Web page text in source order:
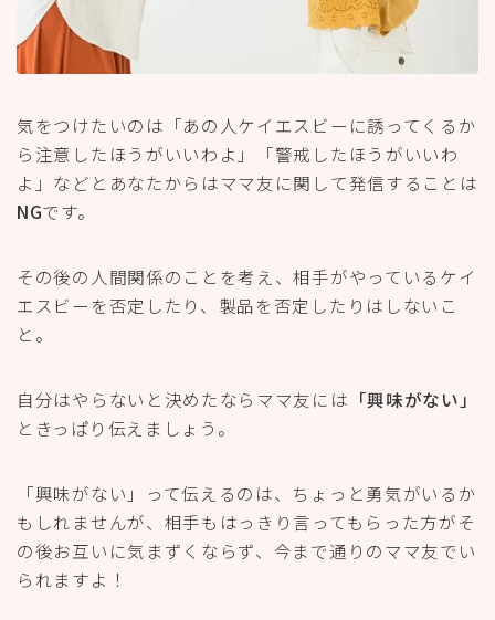
気をつけたいのは「あの人ケイエスビーに誘ってくるか
ら注意したほうがいいわよ」「警戒したほうがいいわ
よ」などとあなたからはママ友に関して発信することは
NGです。
その後の人間関係のことを考え、相手がやっているケイ
エスビーを否定したり、製品を否定したりはしないこ
と。
自分はやらないと決めたならママ友には 「興味がない」
ときっぱり伝えましょう。
「興味がない」って伝えるのは、ちょっと勇気がいるか
もしれませんが、相手もはっきり言ってもらった方がそ
の後お互いに気まずくならず、今まで通りのママ友でい
られますよ！